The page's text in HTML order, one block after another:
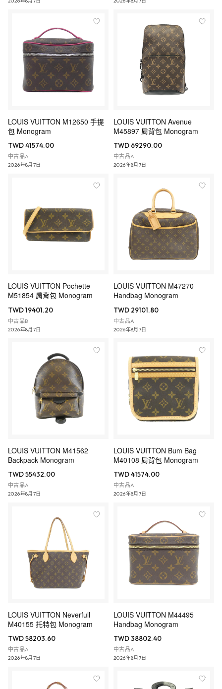
LOUIS VUITTON M12650 手提
包 Monogram
TWD 41574.00
中古品A
2026年8月7日
LOUIS VUITTON Avenue
M45897 肩背包 Monogram
TWD 69290.00
中古品A
2026年8月7日
LOUIS VUITTON Pochette
M51854 肩背包 Monogram
TWD 19401.20
中古品B
2026年8月7日
LOUIS VUITTON M47270
Handbag Monogram
TWD 29101.80
中古品A
2026年8月7日
LOUIS VUITTON M41562
Backpack Monogram
TWD 55432.00
中古品A
2026年8月7日
LOUIS VUITTON Bum Bag
M40108 肩背包 Monogram
TWD 41574.00
中古品A
2026年8月7日
LOUIS VUITTON Neverfull
M40155 托特包 Monogram
TWD 58203.60
中古品A
2026年8月7日
LOUIS VUITTON M44495
Handbag Monogram
TWD 38802.40
中古品A
2026年8月7日